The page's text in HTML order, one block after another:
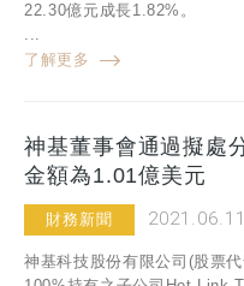
22.30億元成長1.82%。
...
了解更多
神基董事會通過擬處
金額為1.01億美元
財務新聞 2021.06.11
神基科技股份有限公司(股票